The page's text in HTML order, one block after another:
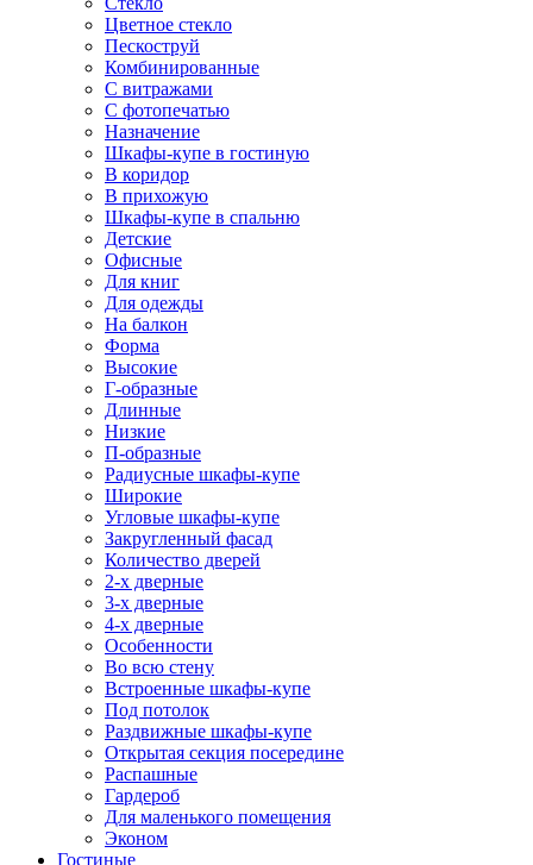
Цветное стекло
Пескоструй
Комбинированные
С витражами
С фотопечатью
Назначение
Шкафы-купе в гостиную
В коридор
В прихожую
Шкафы-купе в спальню
Детские
Офисные
Для книг
Для одежды
На балкон
Форма
Высокие
Г-образные
Длинные
Низкие
П-образные
Радиусные шкафы-купе
Широкие
Угловые шкафы-купе
Закругленный фасад
Количество дверей
2-х дверные
3-х дверные
4-х дверные
Особенности
Во всю стену
Встроенные шкафы-купе
Под потолок
Раздвижные шкафы-купе
Открытая секция посередине
Распашные
Гардероб
Для маленького помещения
Эконом
Гостиные